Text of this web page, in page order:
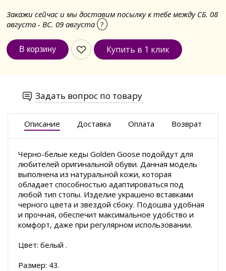
Закажи сейчас и мы доставим посылку к тебе между СБ. 08
августа - ВС. 09 августа ?
Купить в 1 клик
Задать вопрос по товару
Описание Доставка Оплата Возврат
Черно-белые кеды Golden Goose подойдут для
любителей оригинальной обуви. Данная модель
выполнена из натуральной кожи, которая
обладает способностью адаптироваться под
любой тип стопы. Изделие украшено вставками
черного цвета и звездой сбоку. Подошва удобная
и прочная, обеспечит максимальное удобство и
комфорт, даже при регулярном использовании.
Цвет: белый .
Размер: 43.